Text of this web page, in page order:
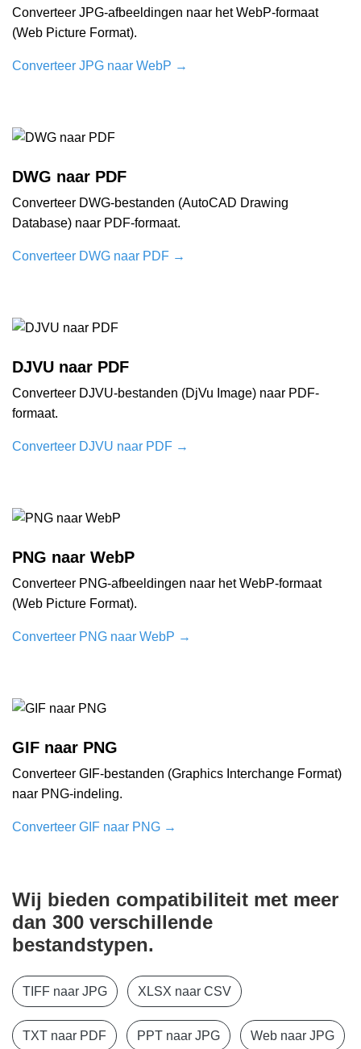
Converteer JPG-afbeeldingen naar het WebP-formaat
(Web Picture Format).
Converteer JPG naar WebP →
DWG naar PDF
Converteer DWG-bestanden (AutoCAD Drawing
Database) naar PDF-formaat.
Converteer DWG naar PDF →
DJVU naar PDF
Converteer DJVU-bestanden (DjVu Image) naar PDF-
formaat.
Converteer DJVU naar PDF →
PNG naar WebP
Converteer PNG-afbeeldingen naar het WebP-formaat
(Web Picture Format).
Converteer PNG naar WebP →
GIF naar PNG
Converteer GIF-bestanden (Graphics Interchange Format)
naar PNG-indeling.
Converteer GIF naar PNG →
Wij bieden compatibiliteit met meer
dan 300 verschillende
bestandstypen.
TIFF naar JPG XLSX naar CSV
TXT naar PDF PPT naar JPG Web naar JPG